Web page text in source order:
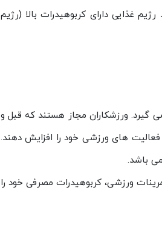
استاندارد سپری می کند و سپس 2 روز بعد رژیم غذایی دارای کربوهیدرات بالا (رژیم
گیرد. ورزشکاران مجاز هستند که قبل و
شدت فعالیت های ورزشی خود را افزایش دهند.
ورزشی، کربوهیدرات مصرفی خود را